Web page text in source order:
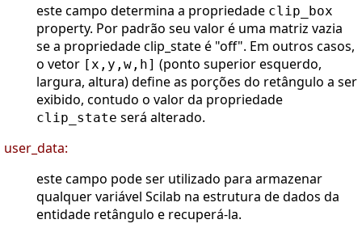
este campo determina a propriedade clip_box
property. Por padrão seu valor é uma matriz vazia
se a propriedade clip_state é "off". Em outros casos,
o vetor [x,y,w,h] (ponto superior esquerdo,
largura, altura) define as porções do retângulo a ser
exibido, contudo o valor da propriedade
clip_state será alterado.
user_data:
este campo pode ser utilizado para armazenar
qualquer variável Scilab na estrutura de dados da
entidade retângulo e recuperá-la.